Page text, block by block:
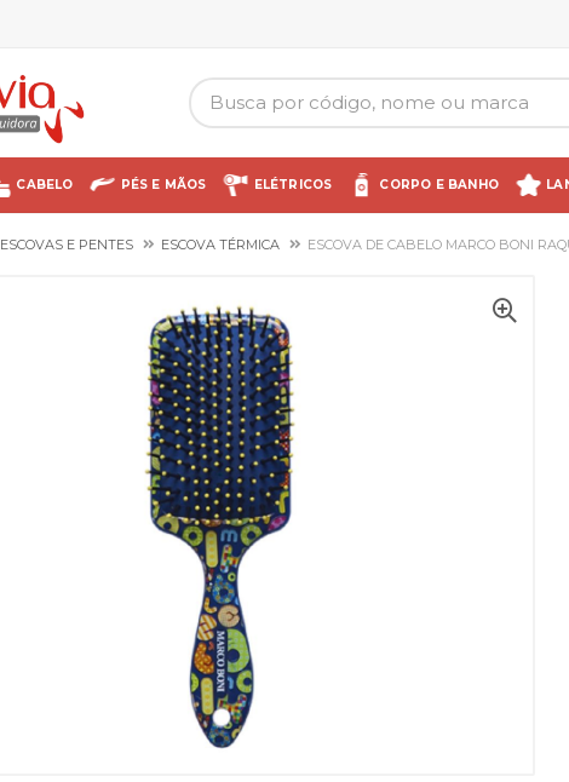
CABELO PÉS E MÃOS ELÉTRICOS CORPO E BANHO
ESCOVAS E PENTES ESCOVA TÉRMICA ESCOVA DE CABELO MARCO BONI